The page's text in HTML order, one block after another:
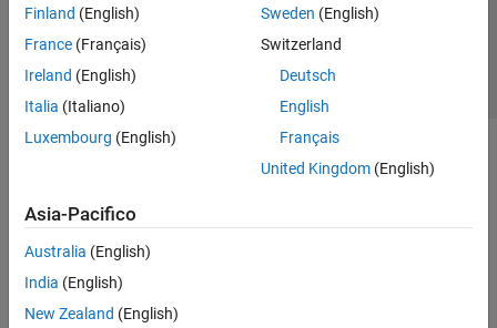
Finland (English)
France (Français)
Ireland (English)
Italia (Italiano)
Luxembourg (English)
Sweden (English)
Switzerland
Deutsch
English
Français
United Kingdom(English)
Asia-Pacifico
Australia (English)
India (English)
New Zealand (English)